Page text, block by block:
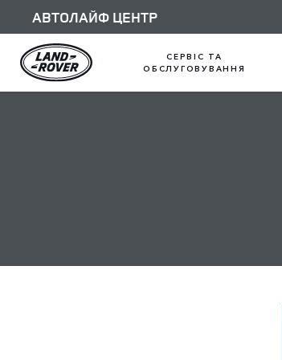
АВТОЛАЙФ ЦЕНТР
СЕРВІС ТА
ОБСЛУГОВУВАННЯ